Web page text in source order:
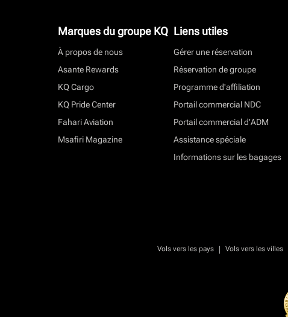
Marques du groupe KQ
À propos de nous
Asante Rewards
KQ Cargo
KQ Pride Center
Fahari Aviation
Msafiri Magazine
Liens utiles
Gérer une réservation
Réservation de groupe
Programme d'affiliation
Portail commercial NDC
Portail commercial d’ADM
Assistance spéciale
Informations sur les bagages
Vols vers les pays | Vols vers les villes